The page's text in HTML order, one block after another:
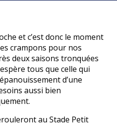
et c’est donc le moment
crampons pour nos
deux saisons tronquées
tous que celle qui
d’une
aussi bien
au Stade Petit